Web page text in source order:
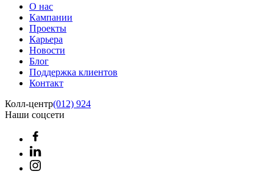
О нас
Кампании
Проекты
Карьера
Новости
Блог
Поддержка клиентов
Контакт
Колл-центр(012) 924
Наши соцсети